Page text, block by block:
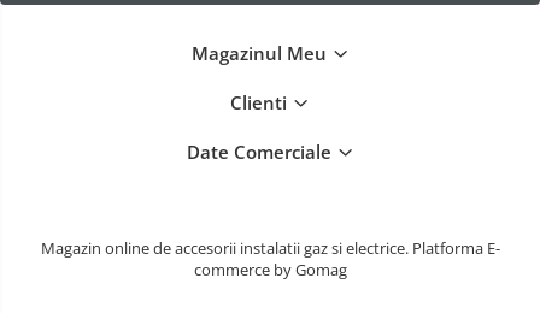
Magazinul Meu
Clienti
Date Comerciale
Magazin online de accesorii instalatii gaz si electrice. Platforma E-
commerce by Gomag